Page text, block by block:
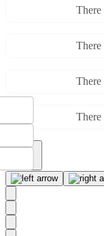
There
There
There
There